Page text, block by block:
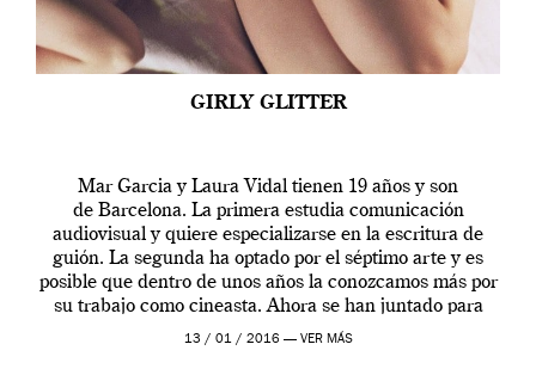
GIRLY GLITTER
Mar Garcia y Laura Vidal tienen 19 años y son
de Barcelona. La primera estudia comunicación
audiovisual y quiere especializarse en la escritura de
guión. La segunda ha optado por el séptimo arte y es
posible que dentro de unos años la conozcamos más por
su trabajo como cineasta. Ahora se han juntado para
contarnos una […]
13 / 01 / 2016 — VER MÁS